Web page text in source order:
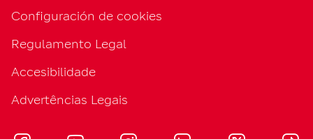
Configuración de cookies
Regulamento Legal
Accesibilidade
Advertências Legais